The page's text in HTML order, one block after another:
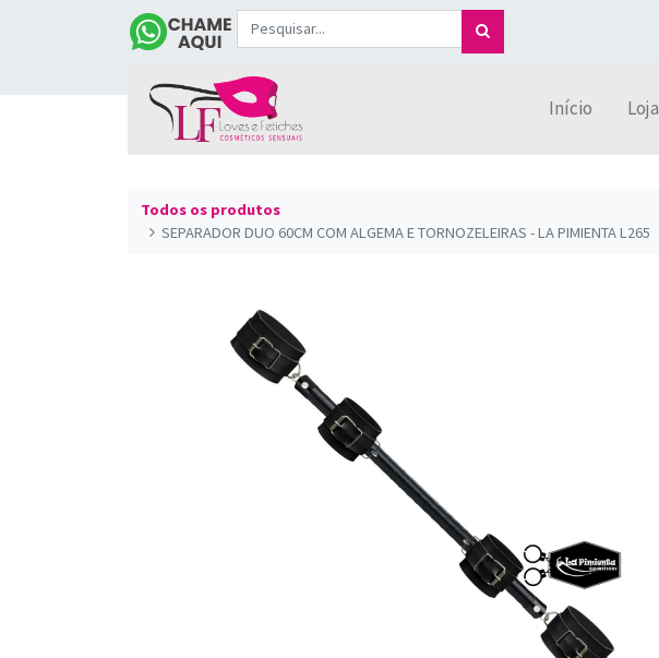
Início Loja
Todos os produtos
SEPARADOR DUO 60CM COM ALGEMA E TORNOZELEIRAS - LA PIMIENTA L265